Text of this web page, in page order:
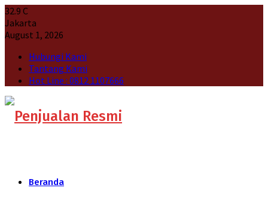
32.9 C
Jakarta
August 1, 2026
Hubungi Kami
Tantang Kami
Hot Line : 0812 1107666
Beranda